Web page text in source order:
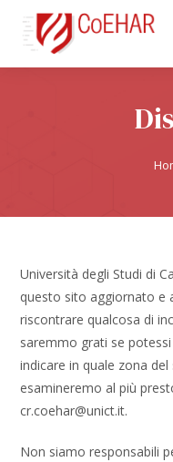
Università degli Studi di
questo sito aggiornato e
riscontrare qualcosa di
saremmo grati se
indicare in quale zona
esamineremo al più
cr.coehar@unict.it.
Non siamo responsabili